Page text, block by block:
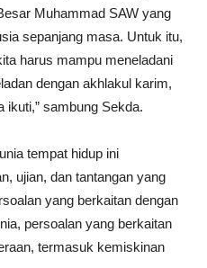
Muhammad SAW yang
sepanjang masa. Untuk itu,
harus mampu meneladani
dengan akhlakul karim,
ikuti,” sambung Sekda.
tempat hidup ini
ujian, dan tantangan yang
yang berkaitan dengan
persoalan yang berkaitan
termasuk kemiskinan